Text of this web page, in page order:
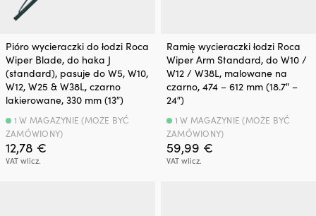
Pióro wycieraczki do łodzi Roca
Wiper Blade, do haka J
(standard), pasuje do W5, W10,
W12, W25 & W38L, czarno
lakierowane, 330 mm (13″)
12,78 €
VAT wlicz.
1 W MAGAZYNIE (MOŻE BYĆ
ZAMÓWIONY)
Ramię wycieraczki łodzi Roca
Wiper Arm Standard, do W10 /
W12 / W38L, malowane na
czarno, 474 – 612 mm (18.7″ –
24″)
59,99 €
VAT wlicz.
1 W MAGAZYNIE (MOŻE BYĆ
ZAMÓWIONY)